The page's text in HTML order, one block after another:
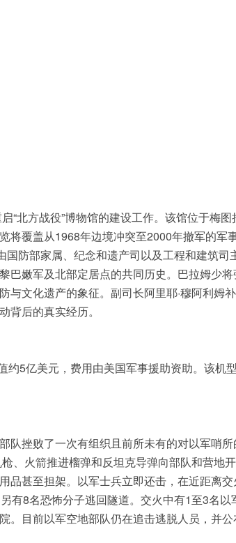
“北方战役”博物馆的建设工作。该馆位于梅图
将覆盖从1968年边境冲突至2000年撤军的军
防部家属、纪念和遗产司以及工程和建筑司
巴嫩军及北部定居点的共同历史。巴拉姆少将
文化遗产的象征。副司长阿里耶·穆阿利姆补
背后的真实经历。
5亿美元，费用由美国军事援助资助。该机
队挫败了一次有组织且前所未有的对以军哨
、火箭推进榴弹和反坦克导弹向部队和营地开
品甚至担架。以军士兵立即还击，在近距离交
有8名恐怖分子逃回隧道。交火中有1至3名以
。目前以军空地部队仍在追击逃脱人员，并公